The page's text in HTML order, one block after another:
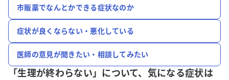
市販薬でなんとかできる症状なのか
症状が良くならない・悪化している
医師の意見が聞きたい・相談してみたい
「生理が終わらない」について、 気になる症状は